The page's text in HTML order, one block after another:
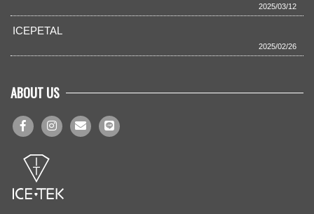
2025/03/12
ICEPETAL
2025/02/26
ABOUT US